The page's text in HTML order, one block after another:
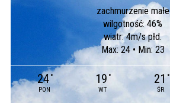
zachmurzenie małe
wilgotność: 46%
wiatr: 4m/s płd.
Max: 24 • Min: 23
24 °
PON
19 °
WT
21 °
ŚR